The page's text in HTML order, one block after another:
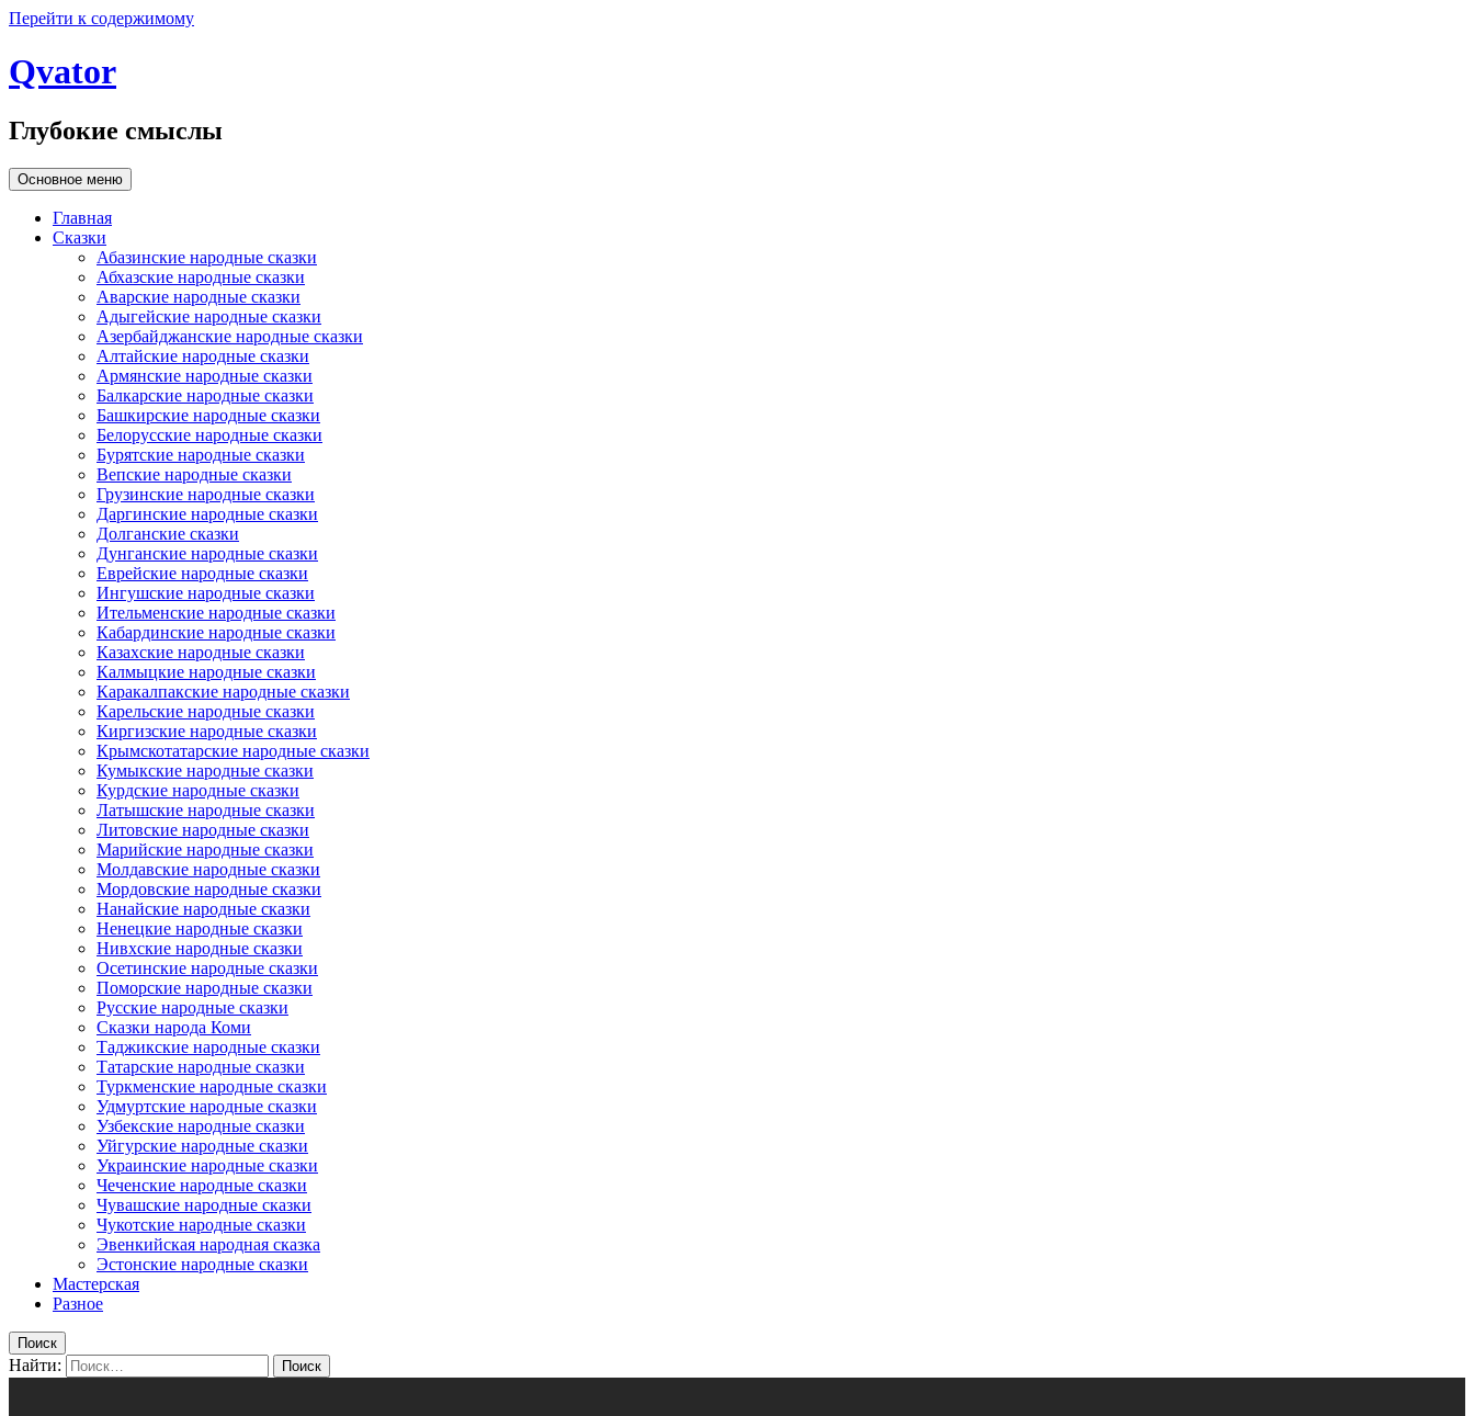
Перейти к содержимому
Qvator
Глубокие смыслы
Основное меню
Главная
Сказки
Абазинские народные сказки
Абхазские народные сказки
Аварские народные сказки
Адыгейские народные сказки
Азербайджанские народные сказки
Алтайские народные сказки
Армянские народные сказки
Балкарские народные сказки
Башкирские народные сказки
Белорусские народные сказки
Бурятские народные сказки
Вепские народные сказки
Грузинские народные сказки
Даргинские народные сказки
Долганские сказки
Дунганские народные сказки
Еврейские народные сказки
Ингушские народные сказки
Ительменские народные сказки
Кабардинские народные сказки
Казахские народные сказки
Калмыцкие народные сказки
Каракалпакские народные сказки
Карельские народные сказки
Киргизские народные сказки
Крымскотатарские народные сказки
Кумыкские народные сказки
Курдские народные сказки
Латышские народные сказки
Литовские народные сказки
Марийские народные сказки
Молдавские народные сказки
Мордовские народные сказки
Нанайские народные сказки
Ненецкие народные сказки
Нивхские народные сказки
Осетинские народные сказки
Поморские народные сказки
Русские народные сказки
Сказки народа Коми
Таджикские народные сказки
Татарские народные сказки
Туркменские народные сказки
Удмуртские народные сказки
Узбекские народные сказки
Уйгурские народные сказки
Украинские народные сказки
Чеченские народные сказки
Чувашские народные сказки
Чукотские народные сказки
Эвенкийская народная сказка
Эстонские народные сказки
Мастерская
Разное
Поиск
Найти: